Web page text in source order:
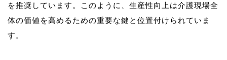
を推奨しています。このように、生産性向上は介護現場全
体の価値を高めるための重要な鍵と位置付けられていま